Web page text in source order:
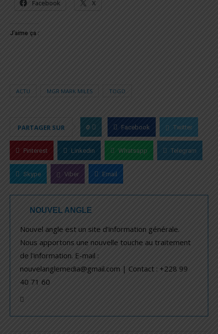
Facebook X
J’aime ça :
ACTU MGR MARK MILES TOGO
PARTAGER SUR 0 Facebook Twitter
Pinterest Linkedin Whatsapp Telegram
Skype Viber Email
NOUVEL ANGLE
Nouvel angle est un site d'information générale.
Nous apportons une nouvelle touche au traitement
de l'information. E-mail :
nouvelanglemedia@gmail.com | Contact : +228 99
40 71 60